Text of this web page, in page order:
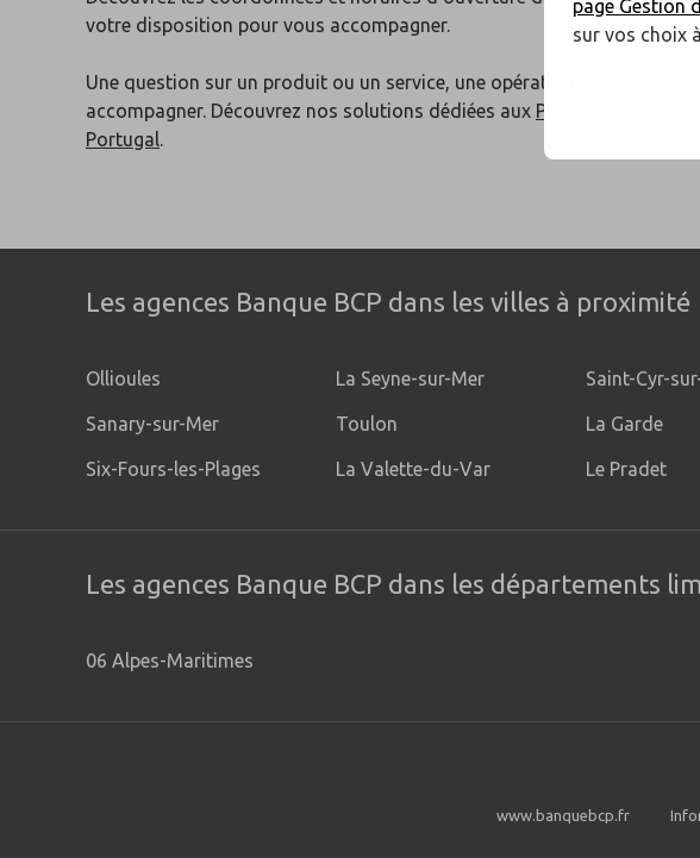
votre disposition pour vous accompagner.
Une question sur un produit ou un service, une opération en cours ?
accompagner. Découvrez nos solutions dédiées aux Particuliers
Portugal.
Les agences Banque BCP dans les villes à proximité
Ollioules
Sanary-sur-Mer
Six-Fours-les-Plages
La Seyne-sur-Mer
Toulon
La Valette-du-Var
Saint-Cyr-
La Garde
Le Pradet
Les agences Banque BCP dans les départements
06 Alpes-Maritimes
www.banquebcp.fr
page Gestion
sur vos choix